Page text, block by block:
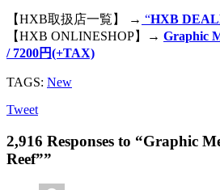
【HXB取扱店一覧】 → “HXB
【HXB ONLINESHOP】→ Graphic
/ 7200円(+TAX)
TAGS: New
Tweet
2,916 Responses to “Graphic
Reef””